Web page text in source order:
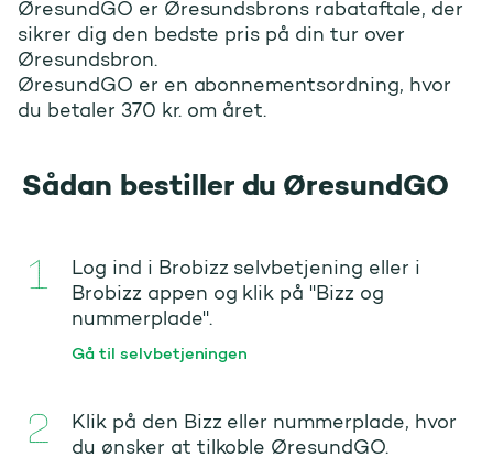
ØresundGO er Øresundsbrons rabataftale, der
sikrer dig den bedste pris på din tur over
Øresundsbron.
ØresundGO er en abonnementsordning, hvor
du betaler 370 kr. om året.
Sådan bestiller du ØresundGO
Log ind i Brobizz selvbetjening eller i
Brobizz appen og klik på "Bizz og
nummerplade".
Gå til selvbetjeningen
Klik på den Bizz eller nummerplade, hvor
du ønsker at tilkoble ØresundGO.